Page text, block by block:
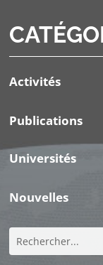
Activités
Publications
Universités
Nouvelles